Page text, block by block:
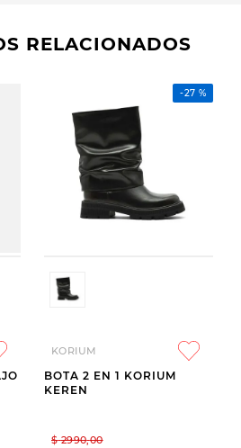
RELACIONADOS
-27 %
KORIUM
BOTA 2 EN 1 KORIUM
KEREN
$ 2990,00